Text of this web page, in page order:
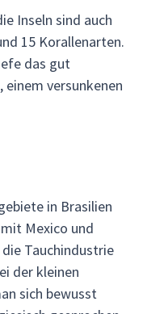
Inseln sind auch
15 Korallenarten.
das gut
einem versunkenen
in Brasilien
Mexico und
Tauchindustrie
der kleinen
sich bewusst